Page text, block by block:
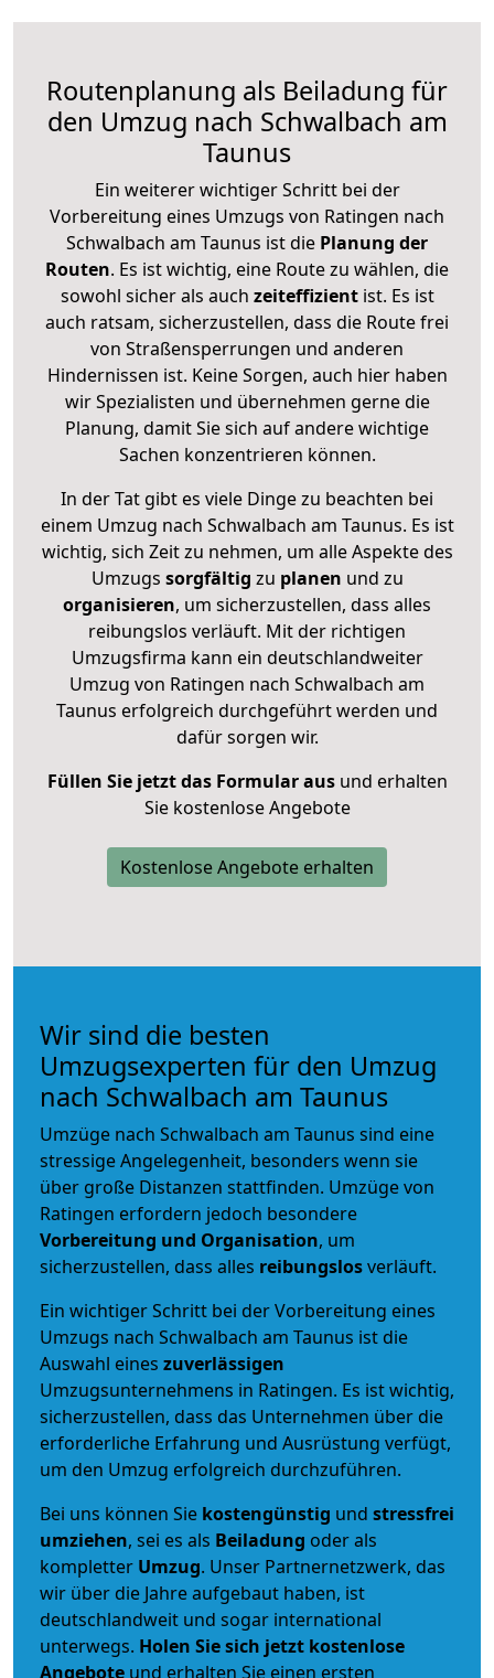
Routenplanung als Beiladung für
den Umzug nach Schwalbach am
Taunus
Ein weiterer wichtiger Schritt bei der
Vorbereitung eines Umzugs von Ratingen nach
Schwalbach am Taunus ist die Planung der
Routen. Es ist wichtig, eine Route zu wählen, die
sowohl sicher als auch zeiteffizientist. Es ist
auch ratsam, sicherzustellen, dass die Route frei
von Straßensperrungen und anderen
Hindernissen ist. Keine Sorgen, auch hier haben
wir Spezialisten und übernehmen gerne die
Planung, damit Sie sich auf andere wichtige
Sachen konzentrieren können.
In der Tat gibt es viele Dinge zu beachten bei
einem Umzug nach Schwalbach am Taunus. Es ist
wichtig, sich Zeit zu nehmen, um alle Aspekte des
Umzugs sorgfältig zu planen und zu
organisieren, um sicherzustellen, dass alles
reibungslos verläuft. Mit der richtigen
Umzugsfirma kann ein deutschlandweiter
Umzug von Ratingen nach Schwalbach am
Taunus erfolgreich durchgeführt werden und
dafür sorgen wir.
Füllen Sie jetzt das Formular ausund erhalten
Sie kostenlose Angebote
Kostenlose Angebote erhalten
Wir sind die besten
Umzugsexperten für den Umzug
nach Schwalbach am Taunus
Umzüge nach Schwalbach am Taunus sind eine
stressige Angelegenheit, besonders wenn sie
über große Distanzen stattfinden. Umzüge von
Ratingen erfordern jedoch besondere
Vorbereitung und Organisation, um
sicherzustellen, dass alles reibungslosverläuft.
Ein wichtiger Schritt bei der Vorbereitung eines
Umzugs nach Schwalbach am Taunus ist die
Auswahl eines zuverlässigen
Umzugsunternehmens in Ratingen. Es ist wichtig,
sicherzustellen, dass das Unternehmen über die
erforderliche Erfahrung und Ausrüstung verfügt,
um den Umzug erfolgreich durchzuführen.
Bei uns können Sie kostengünstig und stressfrei
umziehen, sei es als Beiladung oder als
kompletter Umzug. Unser Partnernetzwerk, das
wir über die Jahre aufgebaut haben, ist
deutschlandweit und sogar international
unterwegs. Holen Sie sich jetzt kostenlose
Angebote und erhalten Sie einen ersten